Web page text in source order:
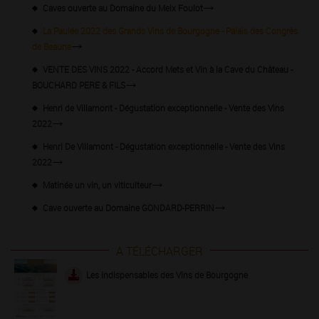
La Paulée 2022 des Grands Vins de Bourgogne - Palais des Congrès
de Beaune
A TÉLÉCHARGER